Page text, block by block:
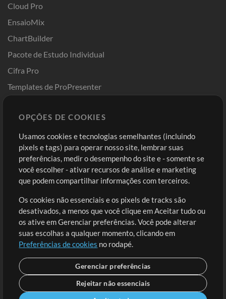
Cloud Pro
EnsaioMix
ChartBuilder
Pacote de Estudo Individual
Cifra Pro
Templates de ProPresenter
Comprar Créditos
Conteúdo Grátis
Solicite uma Música
Extras
Sessões
Envie seu conteúdo
Playlist
MT Conference
Entre
Cadastre-se
Ir ao carrinho
OPÇÕES DE COOKIES
Usamos cookies e tecnologias semelhantes (incluindo
pixels e tags) para operar nosso site, lembrar suas
preferências, medir o desempenho do site e - somente se
você escolher - ativar recursos de análise e marketing
que podem compartilhar informações com terceiros.
Os cookies não essenciais e os pixels de tracks são
desativados, a menos que você clique em Aceitar tudo ou
os ative em Gerenciar preferências. Você pode alterar
suas escolhas a qualquer momento, clicando em
Preferências de cookies no rodapé.
Gerenciar preferências
Rejeitar não essenciais